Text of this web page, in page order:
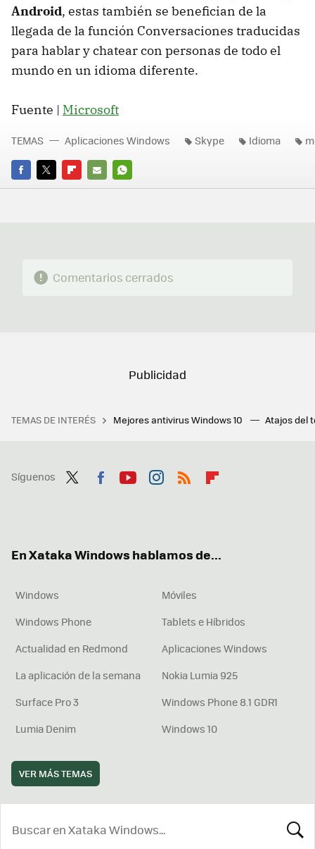
Android, estas también se benefician de la
llegada de la función Conversaciones traducidas
para hablar y chatear con personas de todo el
mundo en un idioma diferente.
Fuente | Microsoft
FACEBOOK
TWITTERFLIPBOARD
E-
WHATSAPP
TEMAS Aplicaciones Windows Skype Idioma
Comentarios cerrados
TEMAS DE INTERÉS Mejores antivirus Windows 10 Atajos del
Síguenos
En Xataka Windows hablamos de...
Windows
Móviles
Windows Phone
Tablets e Híbridos
Actualidad en Redmond
Aplicaciones Windows
La aplicación de la semana
Nokia Lumia 925
Surface Pro 3
Windows Phone 8.1 GDR1
Lumia Denim
Windows 10
VER MÁS TEMAS